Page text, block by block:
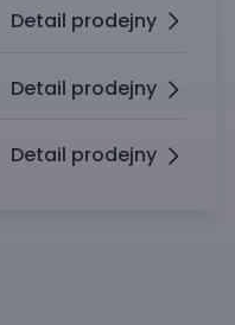
Detail prodejny
Detail prodejny
Detail prodejny